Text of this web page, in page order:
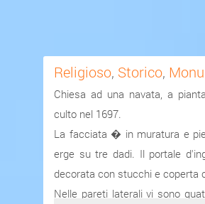
Religioso, Storico,
Chiesa ad una navata, a
culto nel 1697.
La facciata � in muratura e
erge su tre dadi. Il portale
decorata con stucchi e coperta
Nelle pareti laterali vi sono